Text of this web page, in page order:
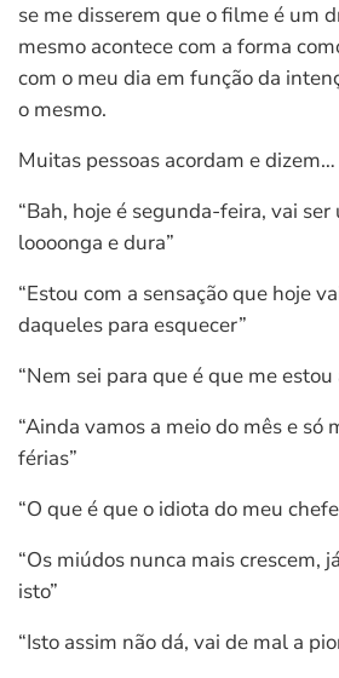
se me disserem que o filme é um
mesmo acontece com a forma
com o meu dia em função da
o mesmo.
Muitas pessoas acordam e dizem…
“Bah, hoje é segunda-feira, vai ser
loooonga e dura”
“Estou com a sensação que hoje
daqueles para esquecer”
“Nem sei para que é que me
“Ainda vamos a meio do mês e só
férias”
“O que é que o idiota do meu
“Os miúdos nunca mais crescem,
isto”
“Isto assim não dá, vai de mal a